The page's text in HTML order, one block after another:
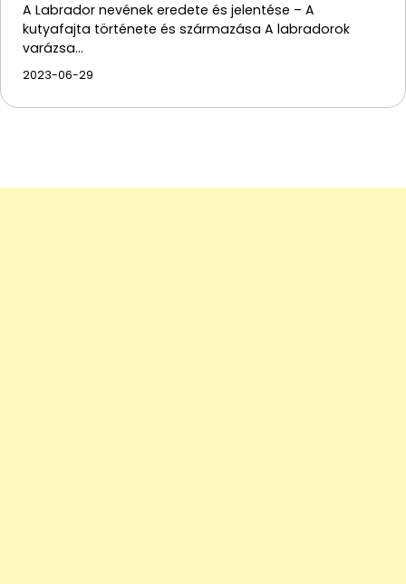
A Labrador nevének eredete és jelentése – A
kutyafajta története és származása A labradorok
varázsa…
2023-06-29